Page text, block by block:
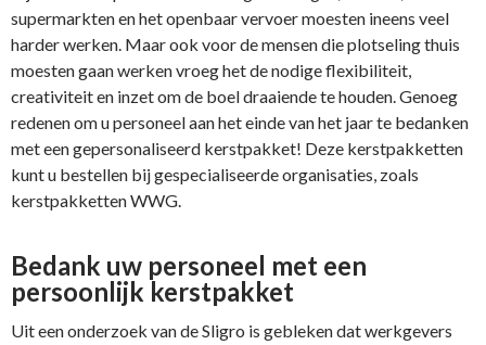
supermarkten en het openbaar vervoer moesten ineens veel
harder werken. Maar ook voor de mensen die plotseling thuis
moesten gaan werken vroeg het de nodige flexibiliteit,
creativiteit en inzet om de boel draaiende te houden. Genoeg
redenen om u personeel aan het einde van het jaar te bedanken
met een gepersonaliseerd kerstpakket! Deze kerstpakketten
kunt u bestellen bij gespecialiseerde organisaties, zoals
kerstpakketten WWG.
Bedank uw personeel met een
persoonlijk kerstpakket
Uit een onderzoek van de Sligro is gebleken dat werkgevers